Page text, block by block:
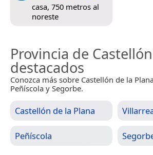
casa, 750 metros al
noreste
Provincia de Castellón
destacados
Conozca más sobre Castellón de la
Peñíscola y Segorbe.
Castellón de la Plana
Peñíscola